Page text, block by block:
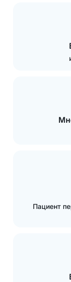
Пациент